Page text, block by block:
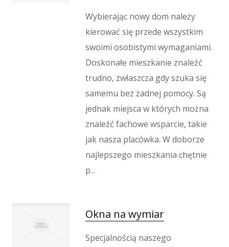
Wybierając nowy dom należy
kierować się przede wszystkim
swoimi osobistymi wymaganiami.
Doskonałe mieszkanie znaleźć
trudno, zwłaszcza gdy szuka się
samemu bez żadnej pomocy. Są
jednak miejsca w których można
znaleźć fachowe wsparcie, takie
jak nasza placówka. W doborze
najlepszego mieszkania chętnie
p...
Okna na wymiar
Specjalnością naszego